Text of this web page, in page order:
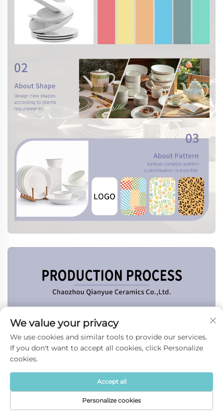
गृहपृष्ठ उत्पादन बारेमा संपर्क
We value your privacy
We use cookies and similar tools to provide our services.
If you don't want to accept all cookies, click Personalize
cookies.
Personalize cookies
Accept all